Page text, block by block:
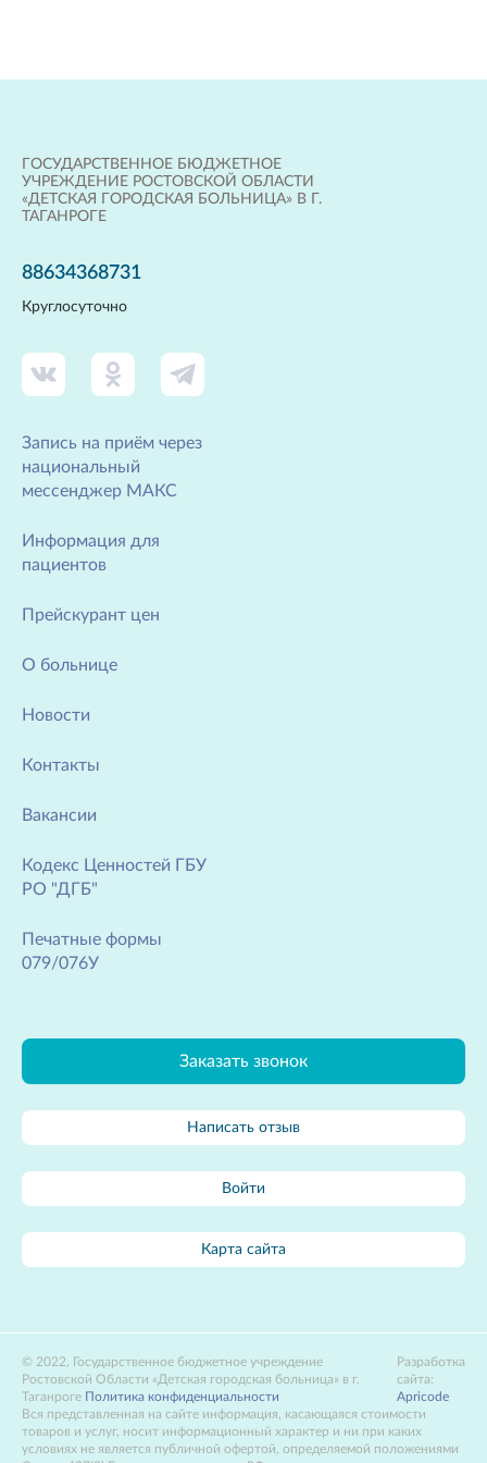
ГОСУДАРСТВЕННОЕ БЮДЖЕТНОЕ
УЧРЕЖДЕНИЕ РОСТОВСКОЙ ОБЛАСТИ
«ДЕТСКАЯ ГОРОДСКАЯ БОЛЬНИЦА» В Г.
ТАГАНРОГЕ
88634368731
Круглосуточно
Запись на приём через
национальный
мессенджер МАКС
Информация для
пациентов
Прейскурант цен
О больнице
Новости
Контакты
Вакансии
Кодекс Ценностей ГБУ
РО "ДГБ"
Печатные формы
079/076У
Заказать звонок
Написать отзыв
Войти
Карта сайта
2022, Государственное бюджетное учреждение
Ростовской Области «Детская городская больница» в г.
Таганроге Политика конфиденциальности
Разработка
сайта:
Apricode
Вся представленная на сайте информация, касающаяся стоимости
товаров и услуг, носит информационный характер и ни при каких
условиях не является публичной офертой, определяемой положениями